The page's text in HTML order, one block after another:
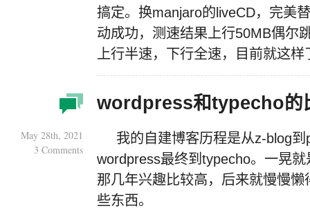
搞定。换manjaro的liveCD，完美
动成功，测速结果上行50MB偶尔
上行半速，下行全速，目前就这样
wordpress和typecho的
May 28th, 2021
3 Comments
我的自建博客历程是从z-blog
wordpress最终到typecho。一晃
那几年兴趣比较高，后来就慢慢
些东西。